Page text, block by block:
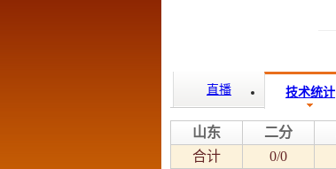
直播 技术统计
山东 二分
合计
0/0